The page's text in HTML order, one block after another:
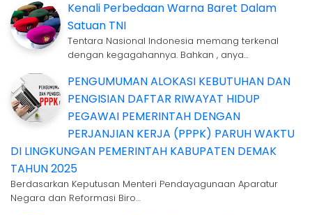
Kenali Perbedaan Warna Baret Dalam
Satuan TNI
Tentara Nasional Indonesia memang terkenal
dengan kegagahannya. Bahkan , anya…
PENGUMUMAN ALOKASI KEBUTUHAN DAN
PENGISIAN DAFTAR RIWAYAT HIDUP
PEGAWAI PEMERINTAH DENGAN
PERJANJIAN KERJA (PPPK) PARUH WAKTU
DI LINGKUNGAN PEMERINTAH KABUPATEN DEMAK
TAHUN 2025
Berdasarkan Keputusan Menteri Pendayagunaan Aparatur
Negara dan Reformasi Biro…